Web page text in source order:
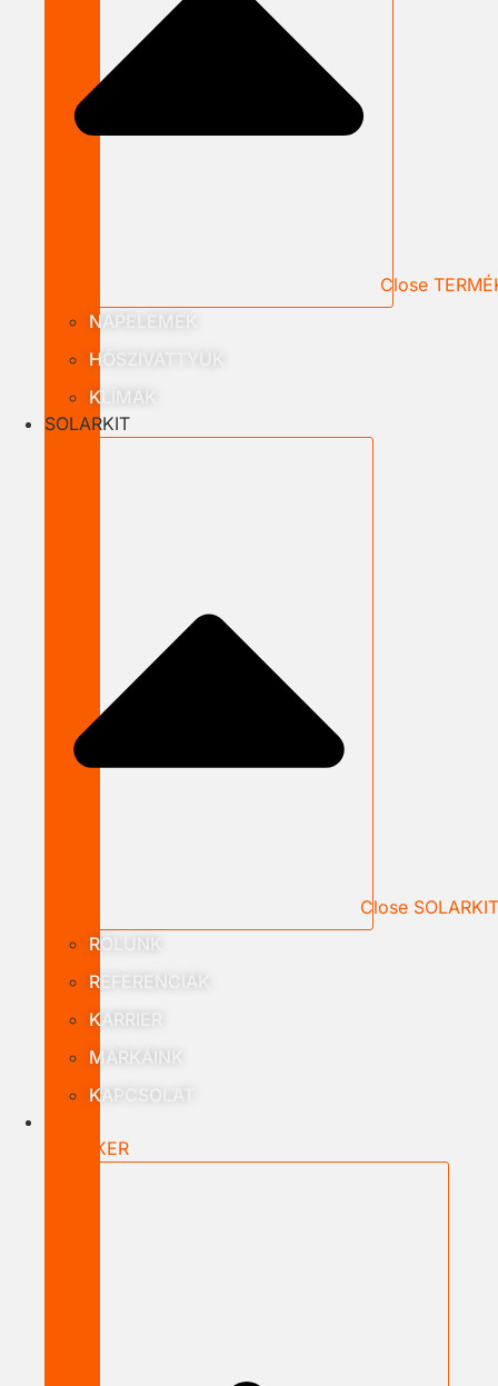
Close
NAPELEMEK
HŐSZIVATTYÚK
KLÍMÁK
SOLARKIT
Close SOLARKIT
RÓLUNK
REFERENCIÁK
KARRIER
MÁRKÁINK
KAPCSOLAT
NAGYKER